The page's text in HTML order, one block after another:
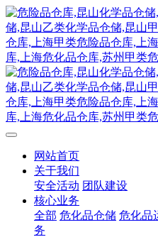
网站首页
关于我们
安全活动 团队建设
核心业务
全部 危化品仓储 危化品
务